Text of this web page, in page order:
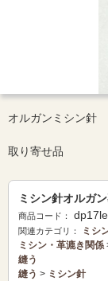
オルガンミシン針
取り寄せ品
ミシン針オルガ
商品コード： dp17le
関連カテゴリ：
ミシ
ミシン・革漉き関係
縫う
縫う > ミシン針